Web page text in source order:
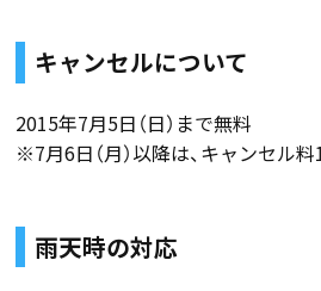
キャンセルについて
2015年7月5日（日）まで無料
※7月6日（月）以降は、キャンセル
雨天時の対応